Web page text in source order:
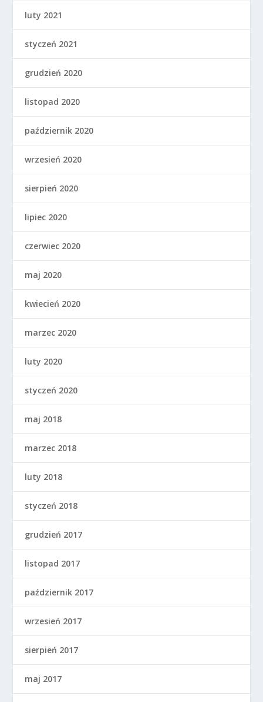
luty 2021
styczeń 2021
grudzień 2020
listopad 2020
październik 2020
wrzesień 2020
sierpień 2020
lipiec 2020
czerwiec 2020
maj 2020
kwiecień 2020
marzec 2020
luty 2020
styczeń 2020
maj 2018
marzec 2018
luty 2018
styczeń 2018
grudzień 2017
listopad 2017
październik 2017
wrzesień 2017
sierpień 2017
maj 2017